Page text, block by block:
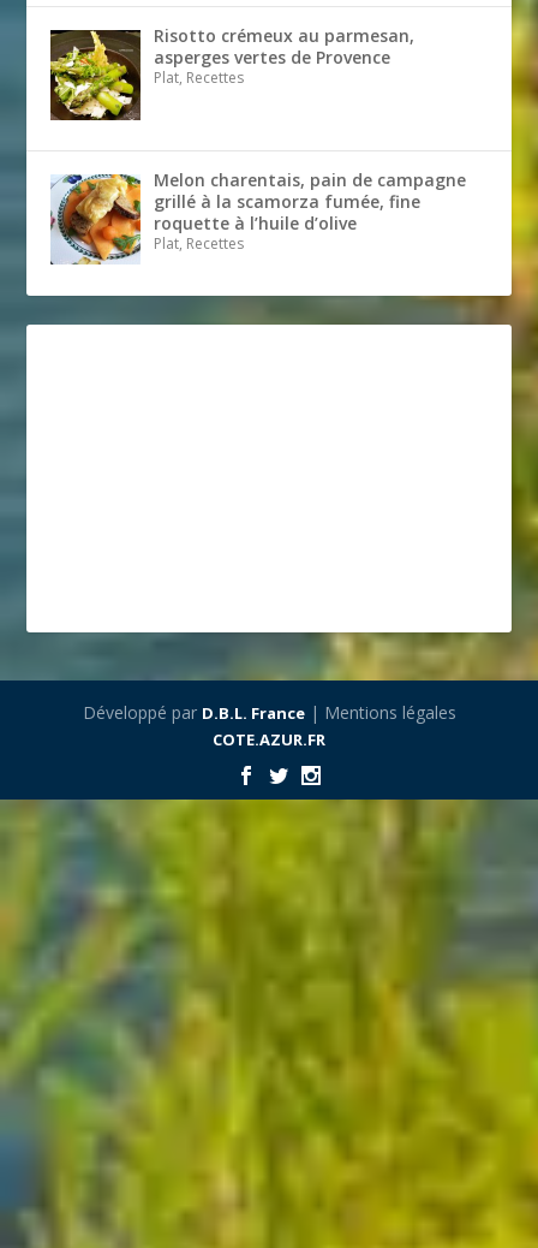
Risotto crémeux au parmesan,
asperges vertes de Provence
Plat, Recettes
Melon charentais, pain de campagne
grillé à la scamorza fumée, fine
roquette à l’huile d’olive
Plat, Recettes
Développé par D.B.L. France| Mentions légales
COTE.AZUR.FR